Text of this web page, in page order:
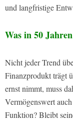
und langfristige
Was in 50
Nicht jeder Trend
Finanzprodukt trägt
ernst nimmt, muss
Vermögenswert
Funktion? Bleibt